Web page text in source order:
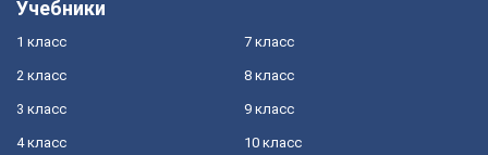
Учебники
1 класс
2 класс
3 класс
4 класс
7 класс
8 класс
9 класс
10 класс